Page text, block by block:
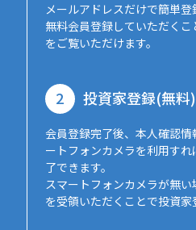
メールアドレスだけで簡単登
無料会員登録していただく
をご覧いただけます。
2 投資家登録(無料)
会員登録完了後、本人確認
ートフォンカメラを利用す
了できます。
スマートフォンカメラが無
を受領いただくことで投資家